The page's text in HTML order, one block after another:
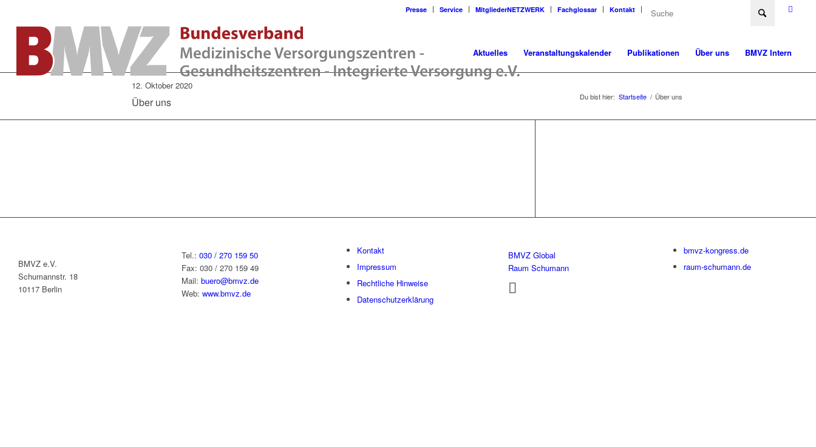
Presse Service MitgliederNETZWERK Fachglossar Kontakt
Aktuelles Veranstaltungskalender Publikationen Über uns BMVZ Intern
12. Oktober 2020
Über uns Du bist hier: Startseite / Über uns
BMVZ e.V.
Schumannstr. 18
10117 Berlin
Tel.: 030 / 270 159 50
Fax: 030 / 270 159 49
Mail: buero@bmvz.de
Web: www.bmvz.de
Kontakt
Impressum
Rechtliche Hinweise
Datenschutzerklärung
BMVZ Global
Raum Schumann
bmvz-kongress.de
raum-schumann.de